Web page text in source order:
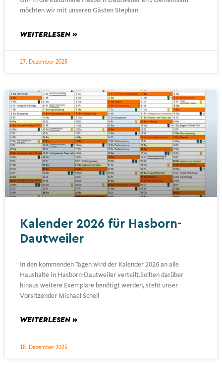
möchten wir mit unseren Gästen Stephan
WEITERLESEN »
27. Dezember 2025
Kalender 2026 für Hasborn-
Dautweiler
In den kommenden Tagen wird der Kalender 2026 an alle
Haushalte in Hasborn-Dautweiler verteilt.Sollten darüber
hinaus weitere Exemplare benötigt werden, steht unser
Vorsitzender Michael Scholl
WEITERLESEN »
18. Dezember 2025